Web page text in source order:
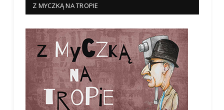
Z MYCZKĄ NA TROPIE